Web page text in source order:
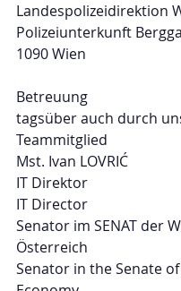
Landespolizeidirektion
Polizeiunterkunft
1090 Wien
Betreuung
tagsüber auch durch
Teammitglied
Mst. Ivan LOVRIĆ
IT Direktor
IT Director
Senator im SENAT der
Österreich
Senator in the Senate